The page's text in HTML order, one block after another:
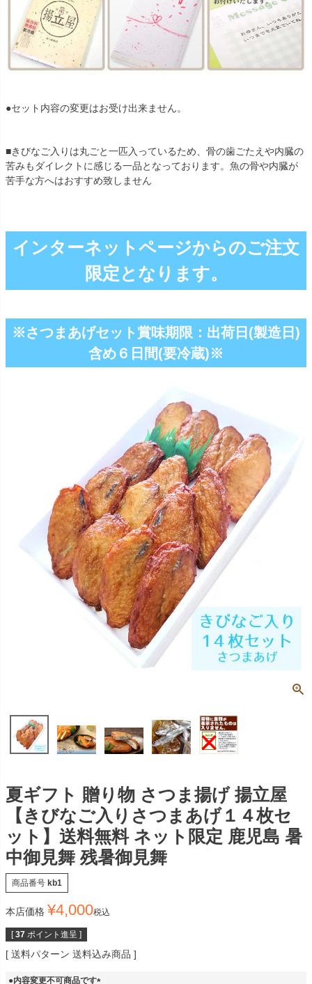
●セット内容の変更はお受け出来ません。
■きびなご入りは丸ごと一匹入っているため、骨の歯ごたえや内臓の
苦みもダイレクトに感じる一品となっております。魚の骨や内臓が
苦手な方へはおすすめ致しません
インターネットページからのご注文
限定となります。
※さつまあげセット賞味期限：出荷日(製造日)
含め６日間(要冷蔵)※
夏ギフト 贈り物 さつま揚げ 揚立屋
【きびなご入りさつまあげ１４枚セ
ット】送料無料 ネット限定 鹿児島 暑
中御見舞 残暑御見舞
商品番号 kb1
本店価格 ¥4,000税込
[ 37 ポイント進呈 ]
送料パターン 送料込み商品
●内容変更不可商品です